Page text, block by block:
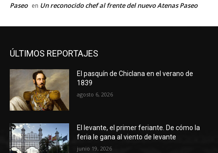
Paseo en Un reconocido chef al frente del nuevo Atenas Paseo
ÚLTIMOS REPORTAJES
El pasquín de Chiclana en el verano de
1839
agosto 6, 2026
El levante, el primer feriante. De cómo la
feria le gana al viento de levante
junio 19, 2026